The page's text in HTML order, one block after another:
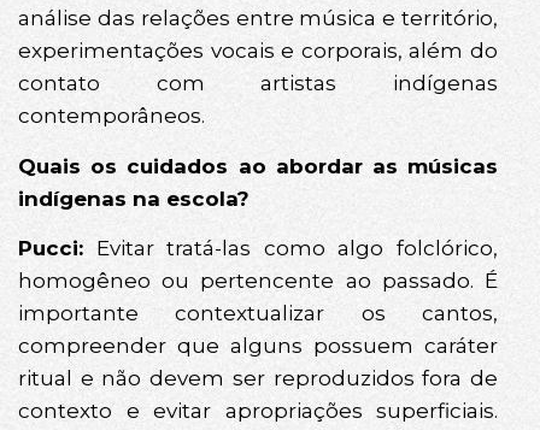
análise das relações entre música e território,
experimentações vocais e corporais, além do
contato com artistas indígenas
contemporâneos.
Quais os cuidados ao abordar as músicas
indígenas na escola?
Pucci: Evitar tratá-las como algo folclórico,
homogêneo ou pertencente ao passado. É
importante contextualizar os cantos,
compreender que alguns possuem caráter
ritual e não devem ser reproduzidos fora de
contexto e evitar apropriações superficiais.